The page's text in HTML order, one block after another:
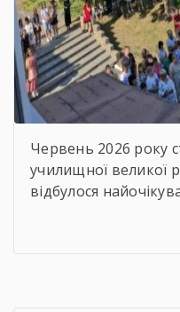
Червень 2026 року
училищної великої
відбулося
Цього дня ми